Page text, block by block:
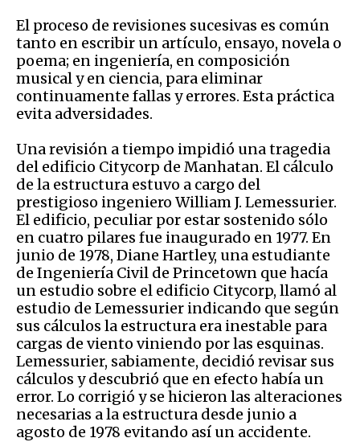
El proceso de revisiones sucesivas es común
tanto en escribir un artículo, ensayo, novela o
poema; en ingeniería, en composición
musical y en ciencia, para eliminar
continuamente fallas y errores. Esta práctica
evita adversidades.
Una revisión a tiempo impidió una tragedia
del edificio Citycorp de Manhatan. El cálculo
de la estructura estuvo a cargo del
prestigioso ingeniero William J. Lemessurier.
El edificio, peculiar por estar sostenido sólo
en cuatro pilares fue inaugurado en 1977. En
junio de 1978, Diane Hartley, una estudiante
de Ingeniería Civil de Princetown que hacía
un estudio sobre el edificio Citycorp, llamó al
estudio de Lemessurier indicando que según
sus cálculos la estructura era inestable para
cargas de viento viniendo por las esquinas.
Lemessurier, sabiamente, decidió revisar sus
cálculos y descubrió que en efecto había un
error. Lo corrigió y se hicieron las alteraciones
necesarias a la estructura desde junio a
agosto de 1978 evitando así un accidente.